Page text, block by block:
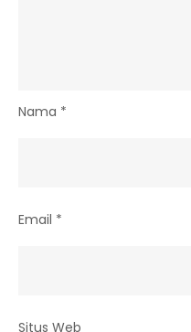
Nama *
Email *
Situs Web